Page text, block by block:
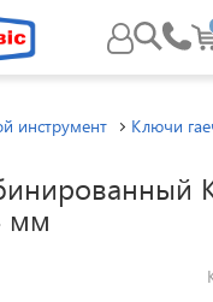
инструмент Ключи
мм